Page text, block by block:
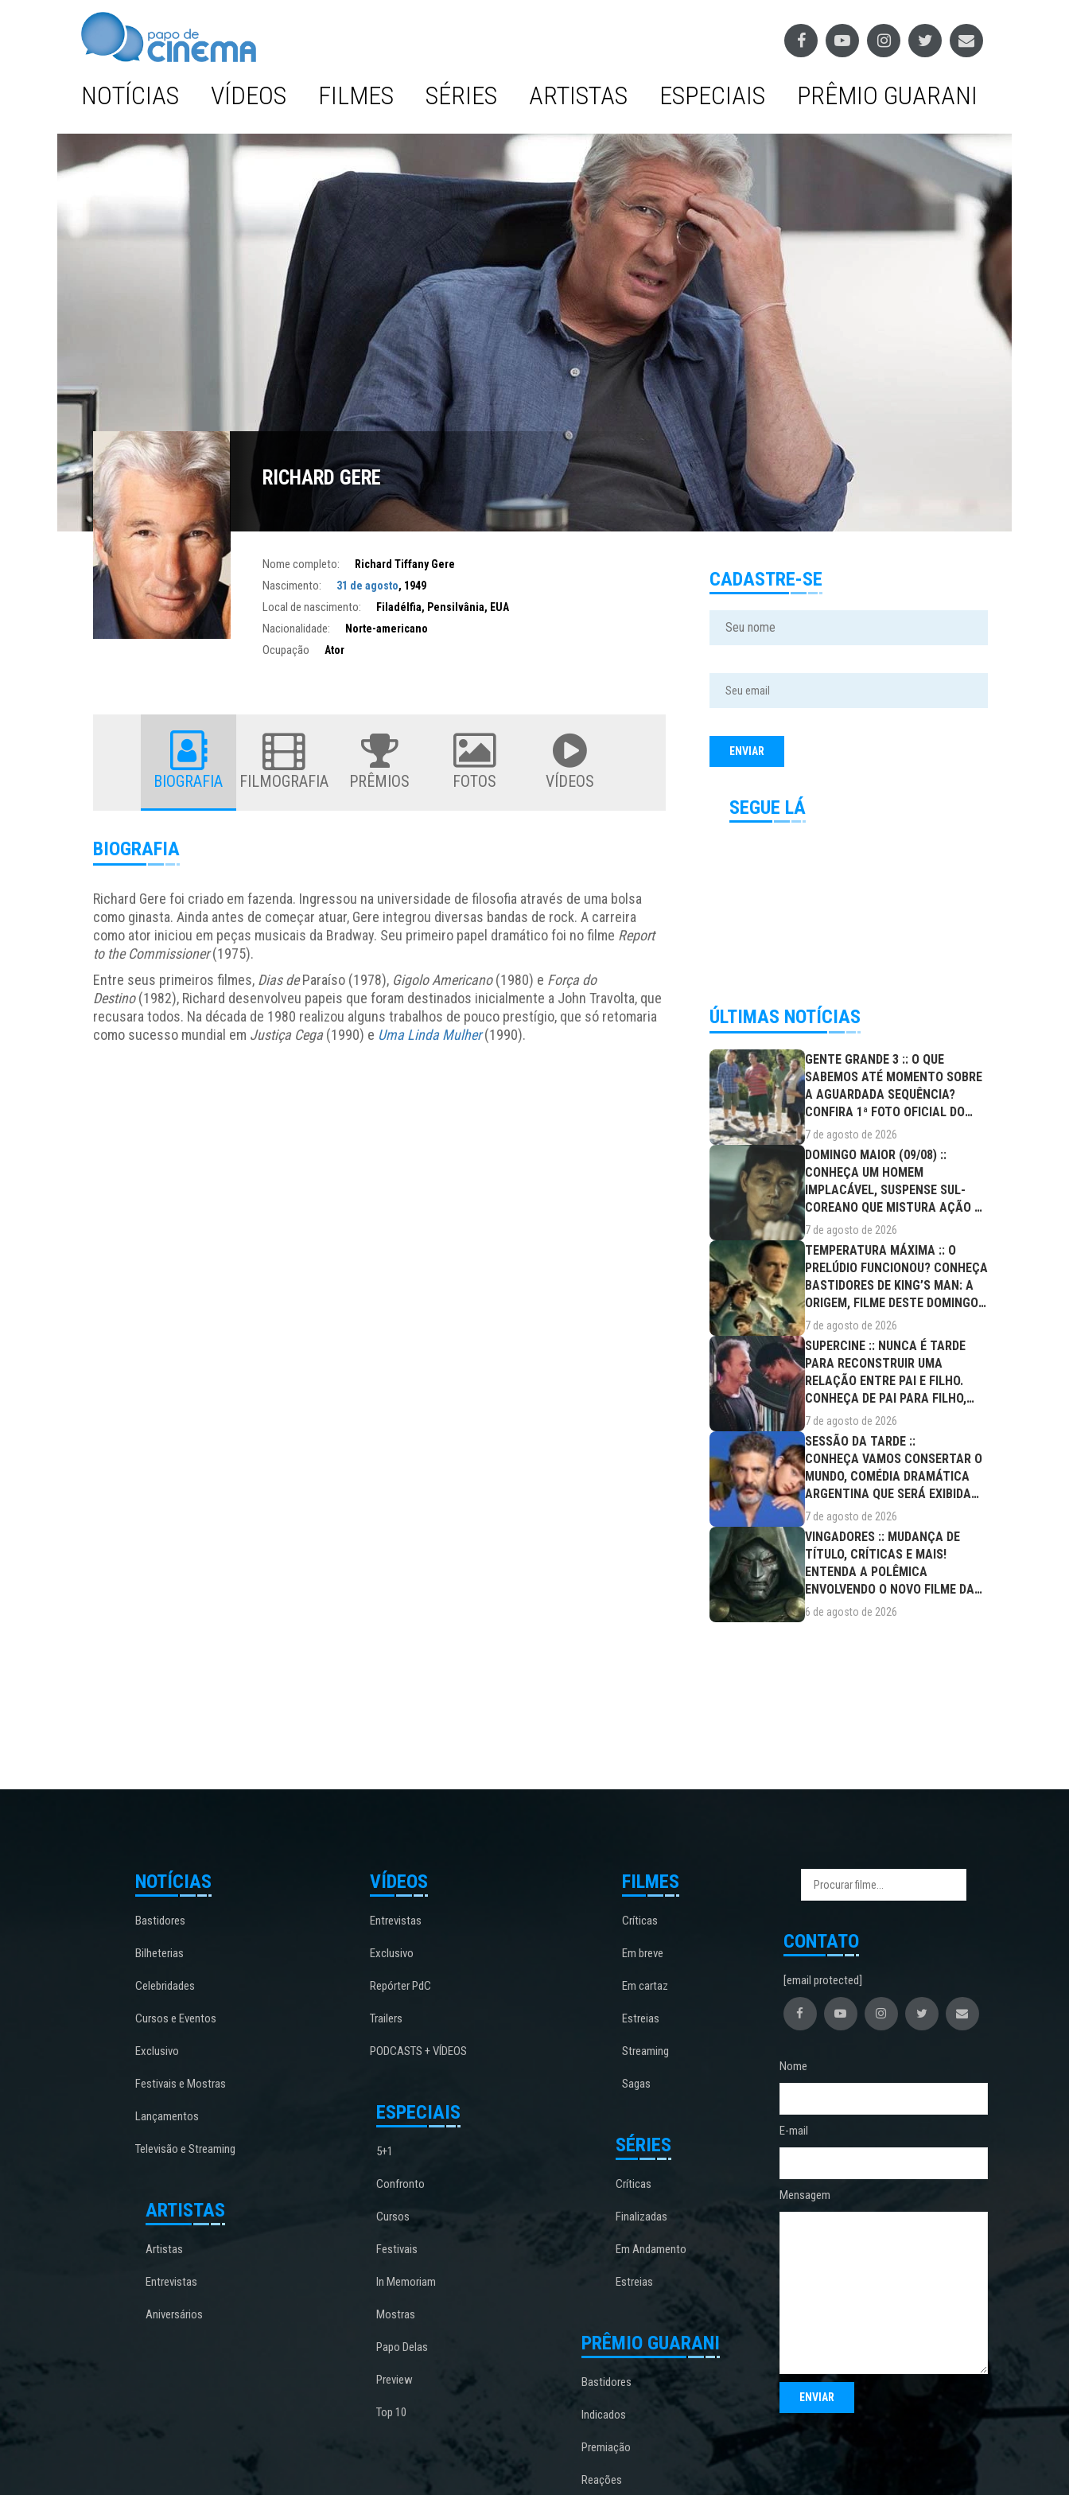
NOTÍCIAS VÍDEOS FILMES SÉRIES ARTISTAS ESPECIAIS PRÊMIO GUARANI
RICHARD GERE
Nome completo: Richard Tiffany Gere
Nascimento: 31 de agosto, 1949
Local de nascimento: Filadélfia, Pensilvânia, EUA
Nacionalidade: Norte-americano
Ocupação Ator
BIOGRAFIA FILMOGRAFIA PRÊMIOS FOTOS VÍDEOS
BIOGRAFIA
Richard Gere foi criado em fazenda. Ingressou na universidade de filosofia através de uma bolsa
como ginasta. Ainda antes de começar atuar, Gere integrou diversas bandas de rock. A carreira
como ator iniciou em peças musicais da Bradway. Seu primeiro papel dramático foi no filme Report
to the Commissioner(1975).
Entre seus primeiros filmes, Dias deParaíso (1978), Gigolo Americano(1980) e Força do
Destino(1982), Richard desenvolveu papeis que foram destinados inicialmente a John Travolta, que
recusara todos. Na década de 1980 realizou alguns trabalhos de pouco prestígio, que só retomaria
como sucesso mundial em Justiça Cega(1990) e Uma Linda Mulher (1990).
CADASTRE-SE
SEGUE LÁ
ÚLTIMAS NOTÍCIAS
GENTE GRANDE 3 :: O QUE
SABEMOS ATÉ MOMENTO SOBRE
A AGUARDADA SEQUÊNCIA?
CONFIRA 1ª FOTO OFICIAL DO
ELENCO!
7 de agosto de 2026
DOMINGO MAIOR (09/08) ::
CONHEÇA UM HOMEM
IMPLACÁVEL, SUSPENSE SUL-
COREANO QUE MISTURA AÇÃO E
DRAMA FAMILIAR
7 de agosto de 2026
TEMPERATURA MÁXIMA :: O
PRELÚDIO FUNCIONOU? CONHEÇA
BASTIDORES DE KING’S MAN: A
ORIGEM, FILME DESTE DOMINGO
(09/08)
7 de agosto de 2026
SUPERCINE :: NUNCA É TARDE
PARA RECONSTRUIR UMA
RELAÇÃO ENTRE PAI E FILHO.
CONHEÇA DE PAI PARA FILHO,
FILME DESTE...
7 de agosto de 2026
SESSÃO DA TARDE ::
CONHEÇA VAMOS CONSERTAR O
MUNDO, COMÉDIA DRAMÁTICA
ARGENTINA QUE SERÁ EXIBIDA
NESTA SEXTA (07/08)
7 de agosto de 2026
VINGADORES :: MUDANÇA DE
TÍTULO, CRÍTICAS E MAIS!
ENTENDA A POLÊMICA
ENVOLVENDO O NOVO FILME DA
MARVEL
6 de agosto de 2026
NOTÍCIAS
Bastidores
Bilheterias
Celebridades
Cursos e Eventos
Exclusivo
Festivais e Mostras
Lançamentos
Televisão e Streaming
ARTISTAS
Artistas
Entrevistas
Aniversários
VÍDEOS
Entrevistas
Exclusivo
Repórter PdC
Trailers
PODCASTS + VÍDEOS
ESPECIAIS
5+1
Confronto
Cursos
Festivais
In Memoriam
Mostras
Papo Delas
Preview
Top 10
FILMES
Críticas
Em breve
Em cartaz
Estreias
Streaming
Sagas
SÉRIES
Críticas
Finalizadas
Em Andamento
Estreias
PRÊMIO GUARANI
Bastidores
Indicados
Premiação
Reações
CONTATO
[email protected]
Nome
E-mail
Mensagem